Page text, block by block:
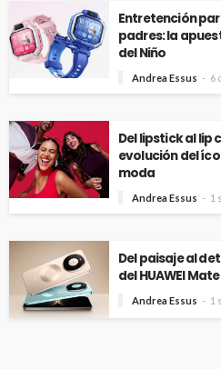
Entretención
padres: la
del Niño
Andrea Essus 6
Del lipstick al lip
evolución del
moda
Andrea Essus 1
Del paisaje al
del HUAWEI
Andrea Essus 1